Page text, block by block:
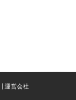
運営会社